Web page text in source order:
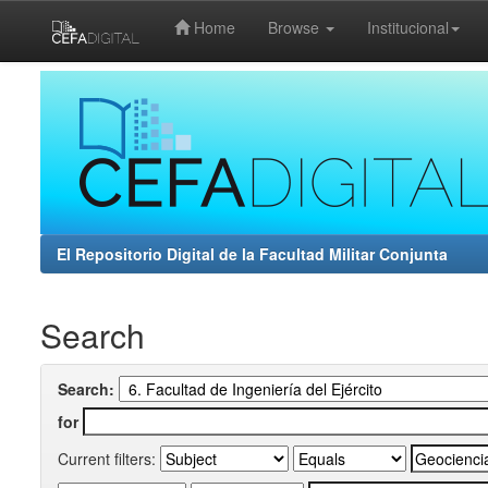
Home Browse Institucional
El Repositorio Digital de la Facultad Militar Conjunta
Search
Search:
for
Current filters: